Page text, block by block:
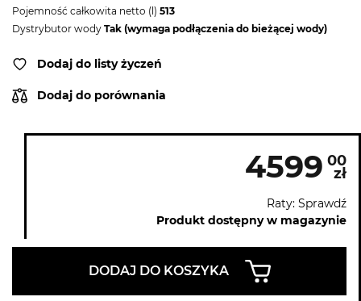
Pojemność całkowita netto (l) 513
Dystrybutor wody Tak (wymaga podłączenia do bieżącej wody)
Dodaj do listy życzeń
Dodaj do porównania
4599 00
zł
Raty: Sprawdź
Produkt dostępny w magazynie
DODAJ DO KOSZYKA